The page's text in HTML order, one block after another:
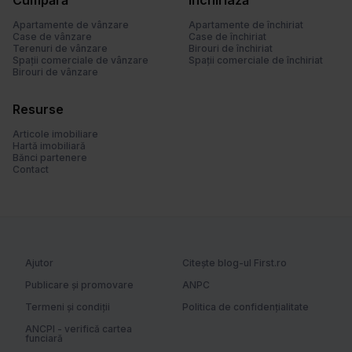
Apartamente de vânzare
Case de vânzare
Terenuri de vânzare
Spații comerciale de vânzare
Birouri de vânzare
Apartamente de închiriat
Case de închiriat
Birouri de închiriat
Spații comerciale de închiriat
Resurse
Articole imobiliare
Hartă imobiliară
Bănci partenere
Contact
Ajutor
Citește blog-ul First.ro
Publicare și promovare
ANPC
Termeni și condiții
Politica de confidențialitate
ANCPI - verifică cartea
funciară